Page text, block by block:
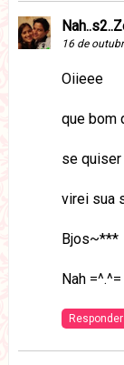
16 de
Oiieee
que bom
se
virei sua
Bjos~***
Nah =^.^=
Responder